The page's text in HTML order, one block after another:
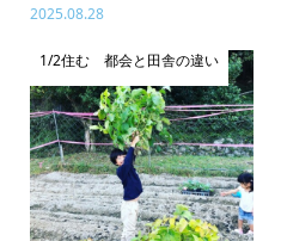
2025.08.28
1/2住む 都会と田舎の違い